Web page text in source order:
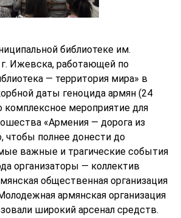
библиотеке им.
Ижевска, работающей по
— территория мира» в
даты геноцида армян (24
комплексное мероприятие для
«Армения — дорога из
чтобы полнее донести до
важные и трагические события
организаторы — коллектив
общественная организация
армянская организация
широкий арсенал средств.